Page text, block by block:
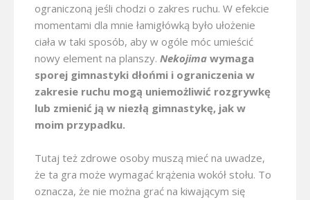
ograniczoną jeśli chodzi o zakres ruchu. W efekcie
momentami dla mnie łamigłówką było ułożenie
ciała w taki sposób, aby w ogóle móc umieścić
nowy element na planszy. Nekojima wymaga
sporej gimnastyki dłońmi i ograniczenia w
zakresie ruchu mogą uniemożliwić rozgrywkę
lub zmienić ją w niezłą gimnastykę, jak w
moim przypadku.
Tutaj też zdrowe osoby muszą mieć na uwadze,
że ta gra może wymagać krążenia wokół stołu. To
oznacza, że nie można grać na kiwającym się